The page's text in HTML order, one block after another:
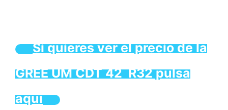
Si quieres ver el precio de la
GREE UM CDT 42 R32 pulsa
aquí